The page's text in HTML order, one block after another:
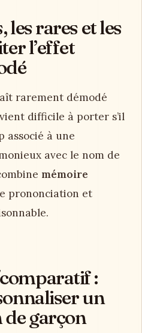
les rares et les
l’effet
rarement démodé
difficile à porter s’il
associé à une
avec le nom de
mémoire
prononciation et
:
un
garçon